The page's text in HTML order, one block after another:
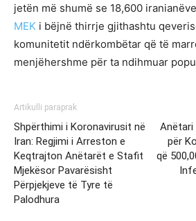
jetën më shumë se 18,600
MEK i bëjnë thirrje gjithashtu
komunitetit ndërkombëtar që të
menjëhershme për ta ndihmuar
Artikulli paraprak
Shpërthimi i Koronavirusit në
Iran: Regjimi i Arreston e
Keqtrajton Anëtarët e Stafit
Mjekësor Pavarësisht
Përpjekjeve të Tyre të
Palodhura
Anëtari
për
që